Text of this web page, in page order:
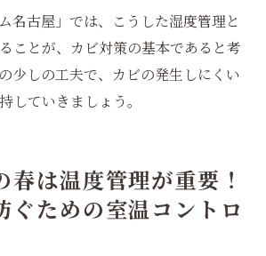
名古屋」では、こうした湿度管理と
ことが、カビ対策の基本であると考
少しの工夫で、カビの発生しにくい
していきましょう。
春は温度管理が重要！
ぐための室温コントロ